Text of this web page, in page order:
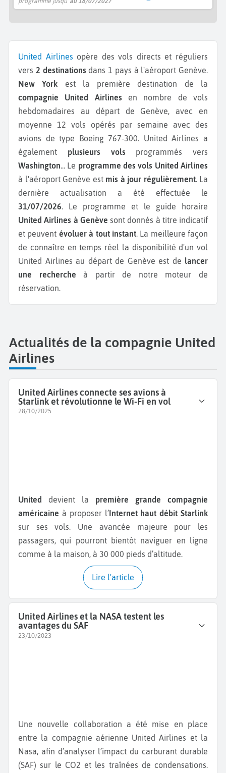
United Airlines opère des vols directs et réguliers
vers 2 destinations dans 1 pays à l'aéroport Genève.
New York est la première destination de la
compagnie United Airlines en nombre de vols
hebdomadaires au départ de Genève, avec en
moyenne 12 vols opérés par semaine avec des
avions de type Boeing 767-300. United Airlines a
également plusieurs vols programmés vers
Washington... Le programme des vols United Airlines
à l'aéroport Genève est mis à jour régulièrement. La
dernière actualisation a été effectuée le
31/07/2026. Le programme et le guide horaire
United Airlines à Genève sont donnés à titre indicatif
et peuvent évoluer à tout instant. La meilleure façon
de connaître en temps réel la disponibilité d'un vol
United Airlines au départ de Genève est de lancer
une recherche à partir de notre moteur de
réservation.
Actualités de la compagnie United
Airlines
United Airlines connecte ses avions à
Starlink et révolutionne le Wi-Fi en vol
28/10/2025
United devient la première grande compagnie
américaine à proposer l’Internet haut débit Starlink
sur ses vols. Une avancée majeure pour les
passagers, qui pourront bientôt naviguer en ligne
comme à la maison, à 30 000 pieds d’altitude.
Lire l'article
United Airlines et la NASA testent les
avantages du SAF
23/10/2023
Une nouvelle collaboration a été mise en place
entre la compagnie aérienne United Airlines et la
Nasa, afin d’analyser l’impact du carburant durable
(SAF) sur le CO2 et les traînées de condensations.